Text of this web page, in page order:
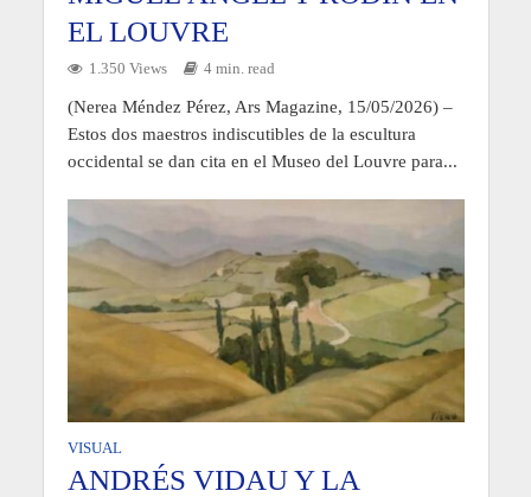
EL LOUVRE
1.350 Views 4 min. read
(Nerea Méndez Pérez, Ars Magazine, 15/05/2026) –
Estos dos maestros indiscutibles de la escultura
occidental se dan cita en el Museo del Louvre para...
VISUAL
ANDRÉS VIDAU Y LA